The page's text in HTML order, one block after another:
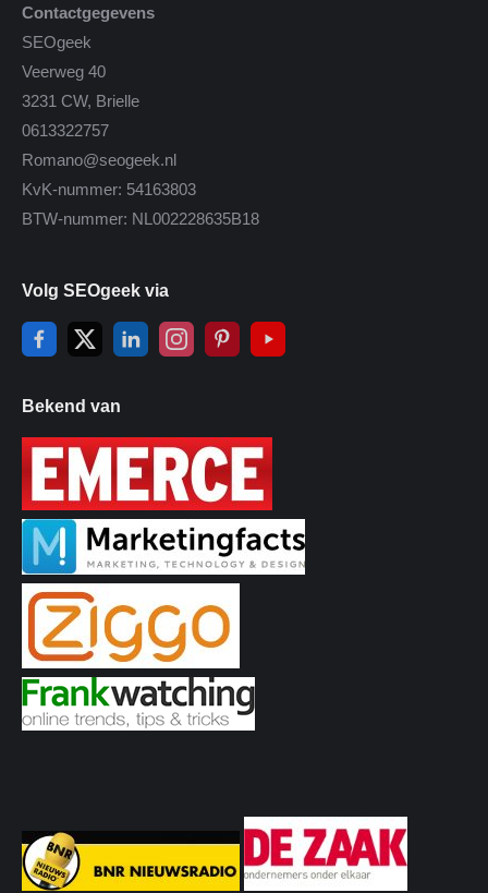
Contactgegevens
SEOgeek
Veerweg 40
3231 CW, Brielle
0613322757
Romano@seogeek.nl
KvK-nummer: 54163803
BTW-nummer: NL002228635B18
Volg SEOgeek via
Bekend van